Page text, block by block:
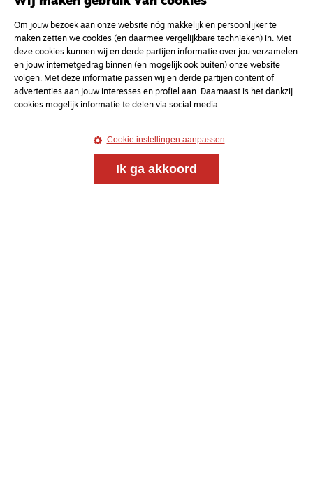
Om jouw bezoek aan onze website nóg makkelijk en persoonlijker te
maken zetten we cookies (en daarmee vergelijkbare technieken) in. Met
deze cookies kunnen wij en derde partijen informatie over jou verzamelen
en jouw internetgedrag binnen (en mogelijk ook buiten) onze website
volgen. Met deze informatie passen wij en derde partijen content of
advertenties aan jouw interesses en profiel aan. Daarnaast is het dankzij
cookies mogelijk informatie te delen via social media.
Cookie instellingen aanpassen
Ik ga akkoord